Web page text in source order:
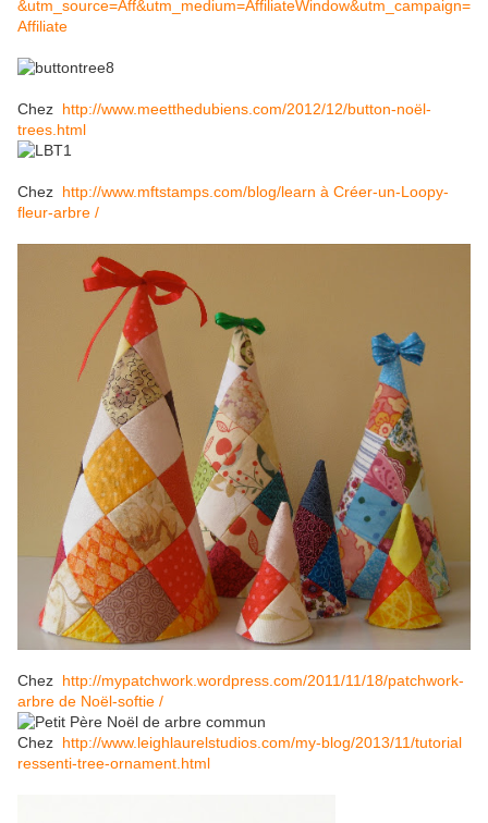
&utm_source=Aff&utm_medium=AffiliateWindow&utm_campaign=
Affiliate
Chez http://www.meetthedubiens.com/2012/12/button-noël-
trees.html
Chez http://www.mftstamps.com/blog/learn à Créer-un-Loopy-
fleur-arbre /
Chez http://mypatchwork.wordpress.com/2011/11/18/patchwork-
arbre de Noël-softie /
Chez http://www.leighlaurelstudios.com/my-blog/2013/11/tutorial
ressenti-tree-ornament.html